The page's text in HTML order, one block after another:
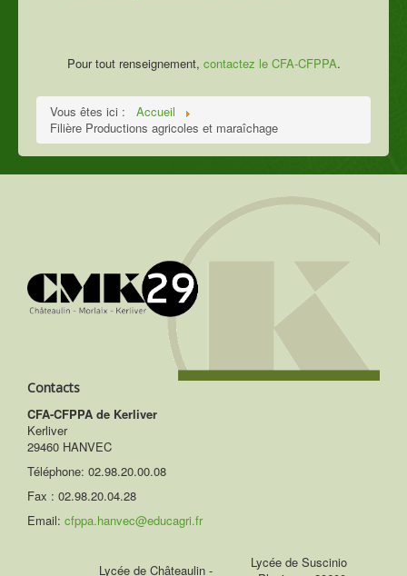
Pour tout renseignement, contactez le CFA-CFPPA.
Vous êtes ici :
Accueil
Filière Productions agricoles et maraîchage
Contacts
CFA-CFPPA de Kerliver
Kerliver
29460 HANVEC
Téléphone: 02.98.20.00.08
Fax : 02.98.20.04.28
Email: cfppa.hanvec@educagri.fr
Lycée de Châteaulin -
Lycée de Suscinio